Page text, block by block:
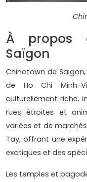
À propos
Saïgon
Chinatown de
de Ho Chi Minh-
culturellement riche,
rues étroites et
variées et de
Tay, offrant une
exotiques et des
Les temples et